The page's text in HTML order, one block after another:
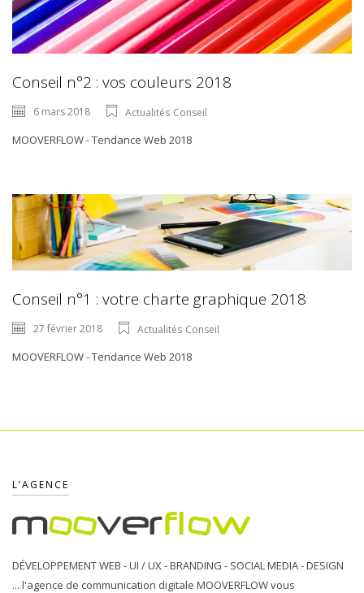
Conseil n°2 : vos couleurs 2018
6 mars 2018 Actualités Conseil
MOOVERFLOW - Tendance Web 2018
Conseil n°1 : votre charte graphique 2018
27 février 2018 Actualités Conseil
MOOVERFLOW - Tendance Web 2018
L’AGENCE
DÉVELOPPEMENT WEB - UI / UX - BRANDING - SOCIAL MEDIA - DESIGN
... l'agence de communication digitale MOOVERFLOW vous